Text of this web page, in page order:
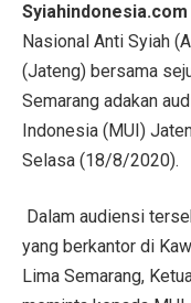
Syiahindonesia.com
Nasional Anti Syiah
(Jateng) bersama
Semarang adakan
Indonesia (MUI)
Selasa (18/8/2020).
Dalam audiensi
yang berkantor di
Lima Semarang,